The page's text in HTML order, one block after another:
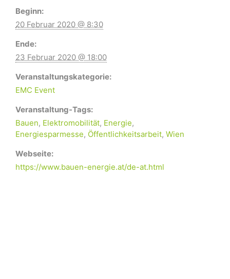
Beginn:
20 Februar 2020 @ 8:30
Ende:
23 Februar 2020 @ 18:00
Veranstaltungskategorie:
EMC Event
Veranstaltung-Tags:
Bauen, Elektromobilität, Energie,
Energiesparmesse, Öffentlichkeitsarbeit, Wien
Webseite:
https://www.bauen-energie.at/de-at.html